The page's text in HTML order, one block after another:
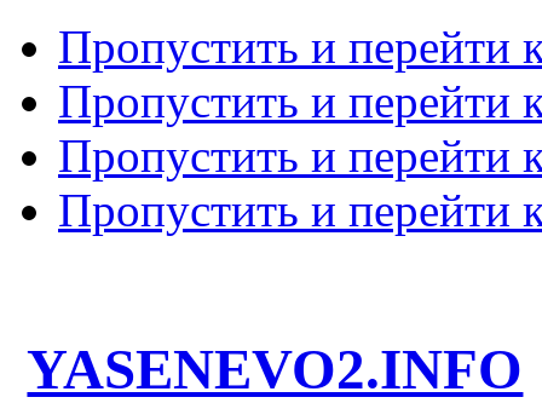
Пропустить и перейти
Пропустить и перейти
Пропустить и перейти
Пропустить и перейти
YASENEVO2.INFO